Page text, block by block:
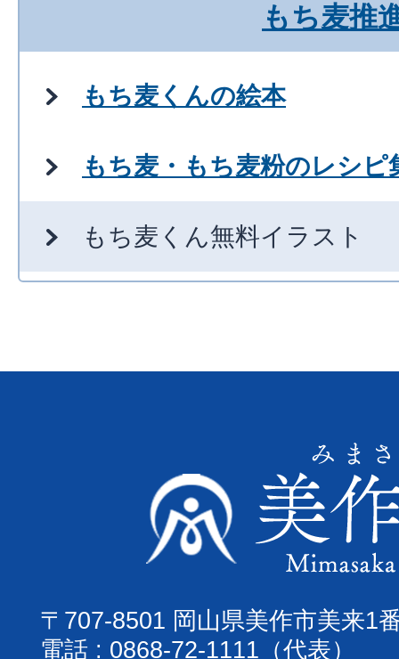
もち麦推
もち麦くんの絵本
もち麦・もち麦粉のレシピ
もち麦くん無料イラスト
〒707-8501 岡山県美作市美来1
電話 : 0868-72-1111（代表）